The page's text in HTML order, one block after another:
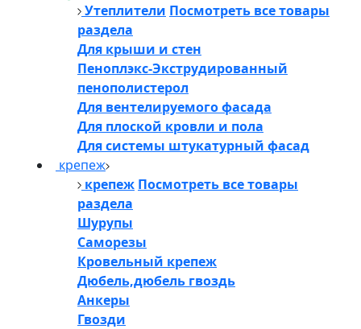
Утеплители Посмотреть все товары
раздела
Для крыши и стен
Пеноплэкс-Экструдированный
пенополистерол
Для вентелируемого фасада
Для плоской кровли и пола
Для системы штукатурный фасад
крепеж
крепеж Посмотреть все товары
раздела
Шурупы
Саморезы
Кровельный крепеж
Дюбель,дюбель гвоздь
Анкеры
Гвозди